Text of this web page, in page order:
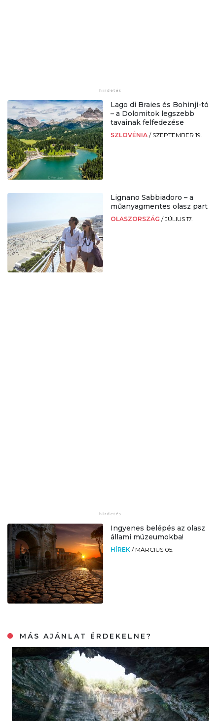
Lago di Braies és Bohinji-tó
– a Dolomitok legszebb
tavainak felfedezése
SZLOVÉNIA / SZEPTEMBER 19.
Lignano Sabbiadoro – a
műanyagmentes olasz part
OLASZORSZÁG /JÚLIUS 17.
Ingyenes belépés az olasz
állami múzeumokba!
HÍREK / MÁRCIUS 05.
MÁS AJÁNLAT ÉRDEKELNE?